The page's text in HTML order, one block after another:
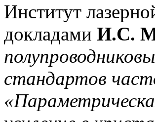
Институт
докладами И.С.
стандартов